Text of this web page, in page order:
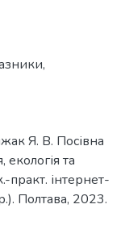
,
Я. В. Посівна
екологія та
практ. інтернет-
Полтава, 2023.